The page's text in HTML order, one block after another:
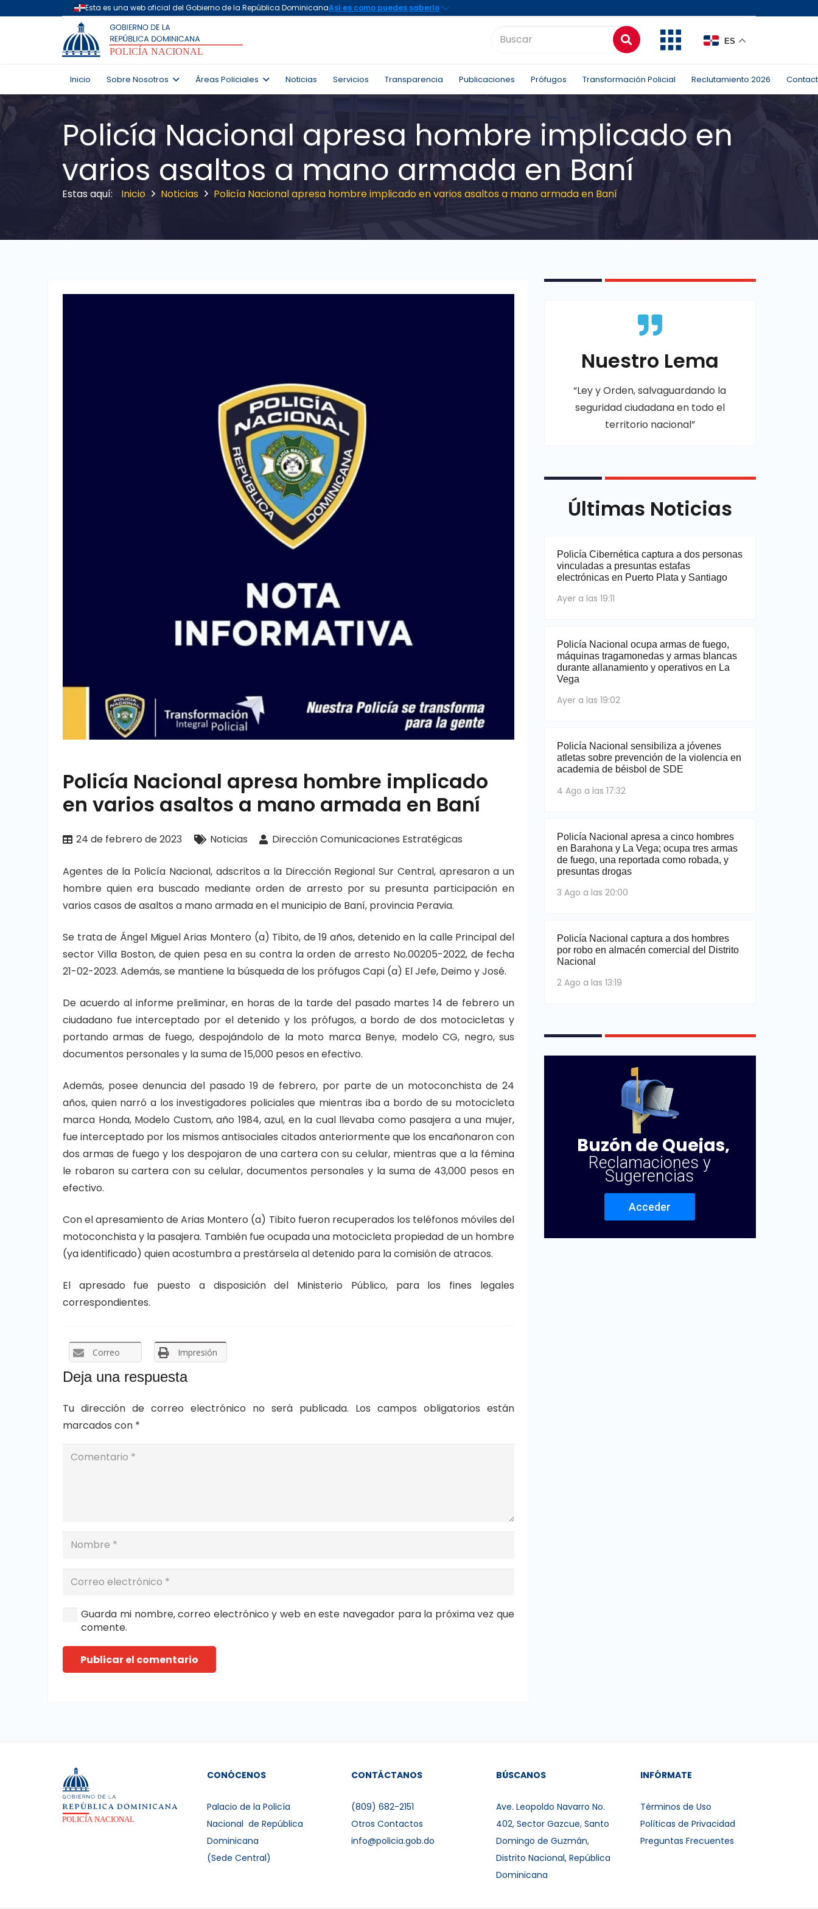
ES
Inicio Sobre Nosotros Áreas Policiales Noticias Servicios Transparencia Publicaciones Prófugos Transformación Policial Reclutamiento 2026
Policía Nacional apresa hombre implicado en
varios asaltos a mano armada en Baní
Inicio Noticias Policía Nacional apresa hombre implicado en varios asaltos a mano armada en Baní
Policía Nacional apresa hombre implicado
en varios asaltos a mano armada en Baní
24 de febrero de 2023 Noticias Dirección Comunicaciones Estratégicas
Agentes de la Policía Nacional, adscritos a la Dirección Regional Sur Central, apresaron a un
hombre quien era buscado mediante orden de arresto por su presunta participación en
varios casos de asaltos a mano armada en el municipio de Baní, provincia Peravia.
Se trata de Ángel Miguel Arias Montero (a) Tibito, de 19 años, detenido en la calle Principal del
sector Villa Boston, de quien pesa en su contra la orden de arresto No.00205-2022, de fecha
21-02-2023. Además, se mantiene la búsqueda de los prófugos Capi (a) El Jefe, Deimo y José.
De acuerdo al informe preliminar, en horas de la tarde del pasado martes 14 de febrero un
ciudadano fue interceptado por el detenido y los prófugos, a bordo de dos motocicletas y
portando armas de fuego, despojándolo de la moto marca Benye, modelo CG, negro, sus
documentos personales y la suma de 15,000 pesos en efectivo.
Además, posee denuncia del pasado 19 de febrero, por parte de un motoconchista de 24
años, quien narró a los investigadores policiales que mientras iba a bordo de su motocicleta
marca Honda, Modelo Custom, año 1984, azul, en la cual llevaba como pasajera a una mujer,
fue interceptado por los mismos antisociales citados anteriormente que los encañonaron con
dos armas de fuego y los despojaron de una cartera con su celular, mientras que a la fémina
le robaron su cartera con su celular, documentos personales y la suma de 43,000 pesos en
efectivo.
Con el apresamiento de Arias Montero (a) Tibito fueron recuperados los teléfonos móviles del
motoconchista y la pasajera. También fue ocupada una motocicleta propiedad de un hombre
(ya identificado) quien acostumbra a prestársela al detenido para la comisión de atracos.
El apresado fue puesto a disposición del Ministerio Público, para los fines legales
correspondientes.
Correo Impresión
Deja una respuesta
Tu dirección de correo electrónico no será publicada. Los campos obligatorios están
marcados con *
Guarda mi nombre, correo electrónico y web en este navegador para la próxima vez que
comente.
Publicar el comentario
Nuestro Lema
“Ley y Orden, salvaguardando la
seguridad ciudadana en todo el
territorio nacional”
Últimas Noticias
Policía Cibernética captura a dos personas
vinculadas a presuntas estafas
electrónicas en Puerto Plata y Santiago
Ayer a las 19:11
Policía Nacional ocupa armas de fuego,
máquinas tragamonedas y armas blancas
durante allanamiento y operativos en La
Vega
Ayer a las 19:02
Policía Nacional sensibiliza a jóvenes
atletas sobre prevención de la violencia en
academia de béisbol de SDE
4 Ago a las 17:32
Policía Nacional apresa a cinco hombres
en Barahona y La Vega; ocupa tres armas
de fuego, una reportada como robada, y
presuntas drogas
3 Ago a las 20:00
Policía Nacional captura a dos hombres
por robo en almacén comercial del Distrito
Nacional
2 Ago a las 13:19
Buzón de Quejas,
Reclamaciones y
Sugerencias
Acceder
CONÓCENOS
Palacio de la Policía
Nacional de República
Dominicana
(Sede Central)
CONTÁCTANOS
(809) 682-2151
Otros Contactos
info@policia.gob.do
BÚSCANOS
Ave. Leopoldo Navarro No.
402, Sector Gazcue, Santo
Domingo de Guzmán,
Distrito Nacional, República
Dominicana
INFÓRMATE
Términos de Uso
Políticas de Privacidad
Preguntas Frecuentes